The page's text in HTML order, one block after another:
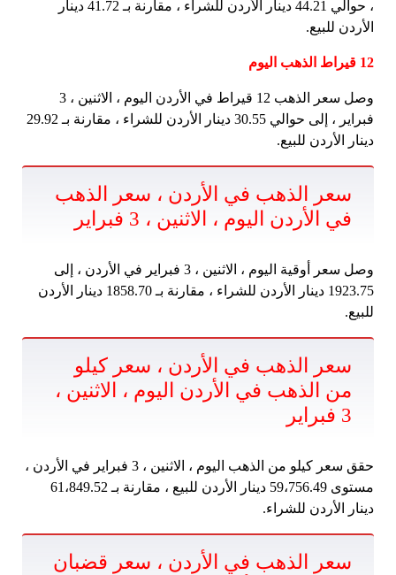
، حوالي 44.21 دينار الأردن للشراء ، مقارنة بـ 41.72 دينار
الأردن للبيع.
12 قيراط الذهب اليوم
وصل سعر الذهب 12 قيراط في الأردن اليوم ، الاثنين ، 3
فبراير ، إلى حوالي 30.55 دينار الأردن للشراء ، مقارنة بـ 29.92
دينار الأردن للبيع.
سعر الذهب في الأردن ، سعر الذهب
في الأردن اليوم ، الاثنين ، 3 فبراير
وصل سعر أوقية اليوم ، الاثنين ، 3 فبراير في الأردن ، إلى
1923.75 دينار الأردن للشراء ، مقارنة بـ 1858.70 دينار الأردن
للبيع.
سعر الذهب في الأردن ، سعر كيلو
من الذهب في الأردن اليوم ، الاثنين ،
3 فبراير
حقق سعر كيلو من الذهب اليوم ، الاثنين ، 3 فبراير في الأردن ،
مستوى 59،756.49 دينار الأردن للبيع ، مقارنة بـ 61،849.52
دينار الأردن للشراء.
سعر الذهب في الأردن ، سعر قضبان